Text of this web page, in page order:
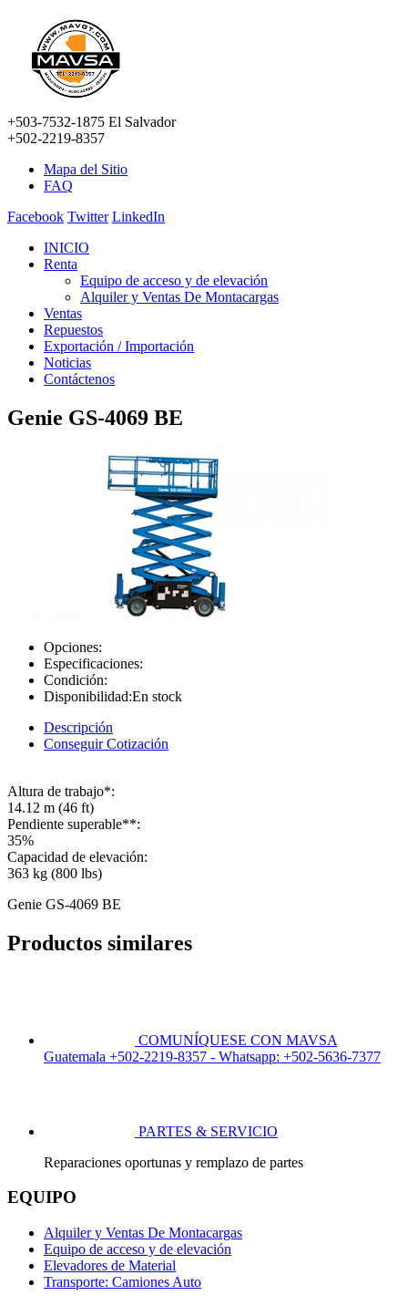
+503-7532-1875 El Salvador
+502-2219-8357
Mapa del Sitio
FAQ
Facebook Twitter LinkedIn
INICIO
Renta
Equipo de acceso y de elevación
Alquiler y Ventas De Montacargas
Ventas
Repuestos
Exportación / Importación
Noticias
Contáctenos
Genie GS-4069 BE
Opciones:
Especificaciones:
Condición:
Disponibilidad:En stock
Descripción
Conseguir Cotización
Altura de trabajo*:
14.12 m (46 ft)
Pendiente superable**:
35%
Capacidad de elevación:
363 kg (800 lbs)
Genie GS-4069 BE
Productos similares
COMUNÍQUESE CON MAVSA
Guatemala +502-2219-8357 - Whatsapp: +502-5636-7377
PARTES & SERVICIO
Reparaciones oportunas y remplazo de partes
EQUIPO
Alquiler y Ventas De Montacargas
Equipo de acceso y de elevación
Elevadores de Material
Transporte: Camiones Auto